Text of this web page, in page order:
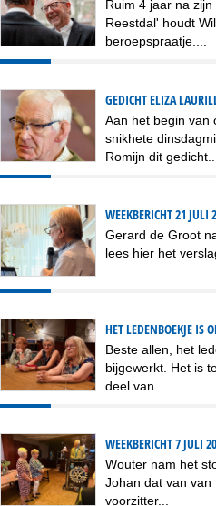
Ruim 4 jaar na
Reestdal' houdt
beroepspraatje....
GEDICHT ELIZA
Aan het begin van
snikhete
Romijn dit gedicht...
WEEKBERICHT 21 JULI
Gerard de Groot
lees hier het
HET LEDENBOEKJE IS
Beste allen, het
bijgewerkt. Het is
deel van...
WEEKBERICHT 7 JULI
Wouter nam het
Johan dat van van
voorzitter...